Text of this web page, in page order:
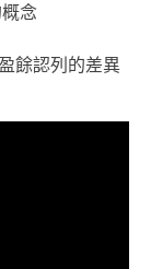
念
餘認列的差異